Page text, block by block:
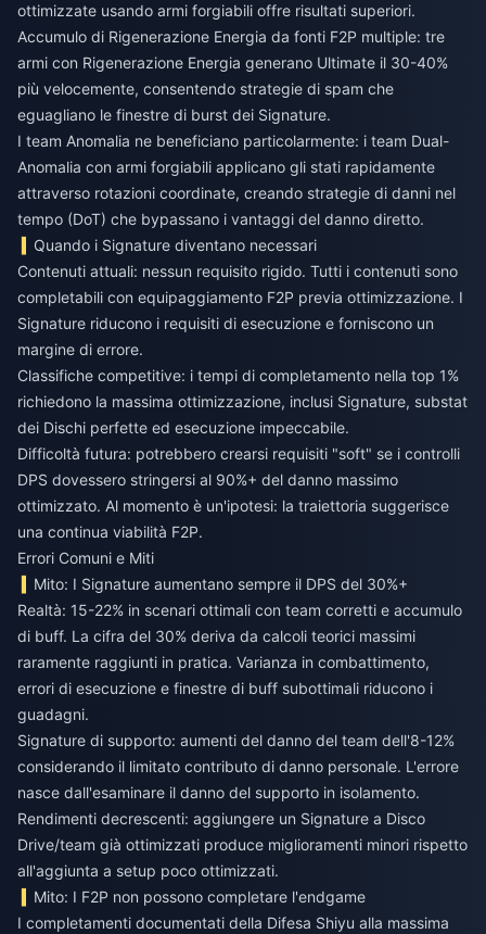
ottimizzate usando armi forgiabili offre risultati superiori.
Accumulo di Rigenerazione Energia da fonti F2P multiple: tre
armi con Rigenerazione Energia generano Ultimate il 30-40%
più velocemente, consentendo strategie di spam che
eguagliano le finestre di burst dei Signature.
I team Anomalia ne beneficiano particolarmente: i team Dual-
Anomalia con armi forgiabili applicano gli stati rapidamente
attraverso rotazioni coordinate, creando strategie di danni nel
tempo (DoT) che bypassano i vantaggi del danno diretto.
Quando i Signature diventano necessari
Contenuti attuali: nessun requisito rigido. Tutti i contenuti sono
completabili con equipaggiamento F2P previa ottimizzazione. I
Signature riducono i requisiti di esecuzione e forniscono un
margine di errore.
Classifiche competitive: i tempi di completamento nella top 1%
richiedono la massima ottimizzazione, inclusi Signature, substat
dei Dischi perfette ed esecuzione impeccabile.
Difficoltà futura: potrebbero crearsi requisiti "soft" se i controlli
DPS dovessero stringersi al 90%+ del danno massimo
ottimizzato. Al momento è un'ipotesi: la traiettoria suggerisce
una continua viabilità F2P.
Errori Comuni e Miti
Mito: I Signature aumentano sempre il DPS del 30%+
Realtà: 15-22% in scenari ottimali con team corretti e accumulo
di buff. La cifra del 30% deriva da calcoli teorici massimi
raramente raggiunti in pratica. Varianza in combattimento,
errori di esecuzione e finestre di buff subottimali riducono i
guadagni.
Signature di supporto: aumenti del danno del team dell'8-12%
considerando il limitato contributo di danno personale. L'errore
nasce dall'esaminare il danno del supporto in isolamento.
Rendimenti decrescenti: aggiungere un Signature a Disco
Drive/team già ottimizzati produce miglioramenti minori rispetto
all'aggiunta a setup poco ottimizzati.
Mito: I F2P non possono completare l'endgame
I completamenti documentati della Difesa Shiyu alla massima